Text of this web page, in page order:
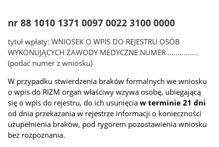
nr 88 1010 1371 0097 0022 3100 0000
tytuł wpłaty: WNIOSEK O WPIS DO REJESTRU OSÓB
WYKONUJĄCYCH ZAWODY MEDYCZNE NUMER …………….
(podać numer z wniosku)
W przypadku stwierdzenia braków formalnych we wniosku
o wpis do RIZM organ właściwy wzywa osobę, ubiegającą
się o wpis do rejestru, do ich usunięciaw terminie 21 dni
od dnia przekazania w rejestrze informacji o konieczności
uzupełnienia braków, pod rygorem pozostawienia wniosku
bez rozpoznania.